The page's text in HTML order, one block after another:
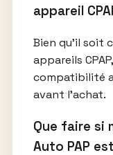
appareil
Bien qu’il soit
appareils
compatibilité
avant l’achat.
Que faire si
Auto PAP